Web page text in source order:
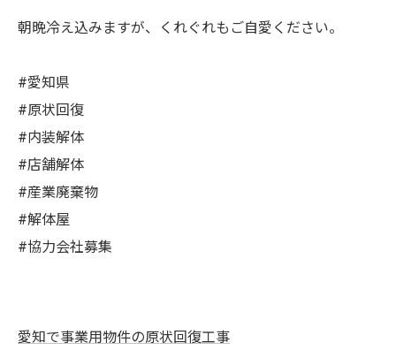
朝晩冷え込みますが、くれぐれもご自愛ください。
#愛知県
#原状回復
#内装解体
#店舗解体
#産業廃棄物
#解体屋
#協力会社募集
愛知で事業用物件の原状回復工事